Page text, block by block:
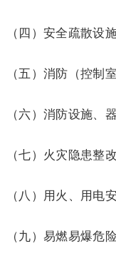
（四）安全疏散设
（五）消防（控制
（六）消防设施、
（七）火灾隐患整
（八）用火、用电
（九）易燃易爆危